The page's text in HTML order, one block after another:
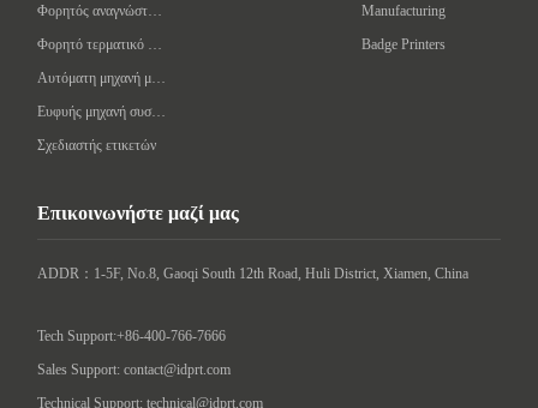
Ευφυής μηχανή συσκευασίας
Σχεδιαστής ετικετών
Manufacturing
Badge Printers
Επικοινωνήστε μαζί μας
ADDR：1-5F, No.8, Gaoqi South 12th Road, Huli District, Xiamen, China
Tech Support:+86-400-766-7666
Sales Support: contact@idprt.com
Technical Support: technical@idprt.com